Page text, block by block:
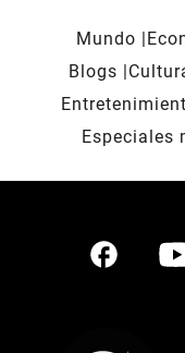
Mundo
Blogs
Especiales